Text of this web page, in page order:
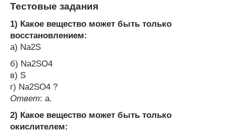
Тестовые задания
1) Какое вещество может быть только
восстановлением:
а) Na2S
б) Na2SO4
в) S
г) Na2SO4 ?
Ответ: а.
2) Какое вещество может быть только
окислителем: